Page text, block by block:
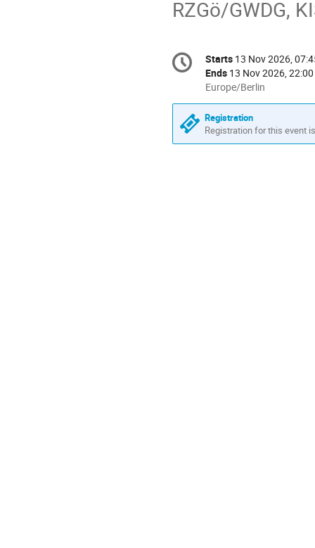
RZGö/GWDG,
Conference
information
Date/Time
Starts 13 Nov 2026,
Ends 13 Nov 2026, 22:00
All
times
are
in
Europe/Berlin
Europe/Berlin
Registration
Registration for this event